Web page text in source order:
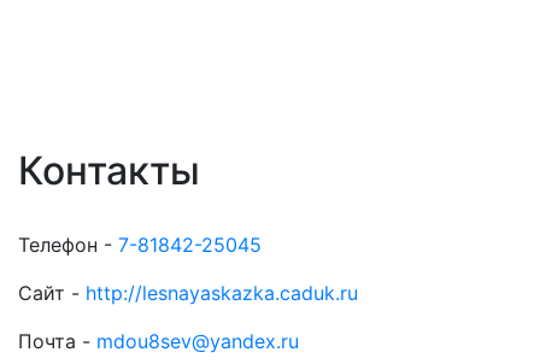
Контакты
Телефон - 7-81842-25045
Сайт - http://lesnayaskazka.caduk.ru
Почта - mdou8sev@yandex.ru